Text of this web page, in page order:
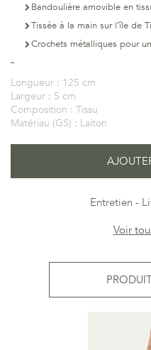
Bandoulière amovible en
Tissée à la main sur l’île de
Crochets métalliques pour
Longueur : 125 cm
Largeur : 5 cm
Composition : Tissu
Matériau (GS) : Laiton
Entretien
Voir